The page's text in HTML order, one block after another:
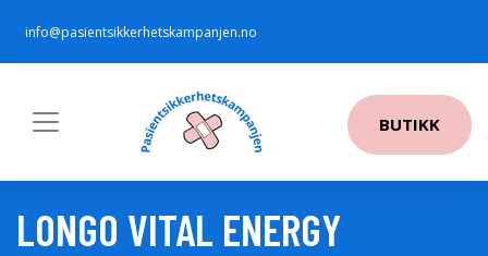
info@pasientsikkerhetskampanjen.no
BUTIKK
LONGO VITAL ENERGY